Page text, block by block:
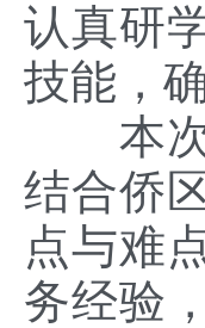
认真研
技能，
本
结合侨
点与难
务经验